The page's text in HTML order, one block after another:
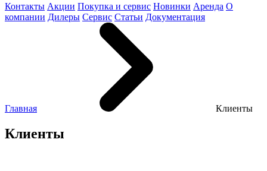
Контакты Акции Покупка и сервис Новинки Аренда О
компании Дилеры Сервис Статьи Документация
Главная Клиенты
Клиенты